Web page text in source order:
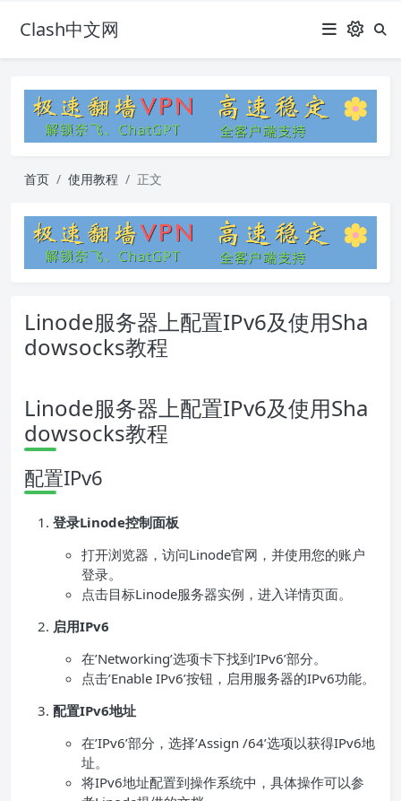
Clash中文网
首页 使用教程 正文
Linode服务器上配置IPv6及使用Sha
dowsocks教程
Linode服务器上配置IPv6及使用Sha
dowsocks教程
配置IPv6
登录Linode控制面板
打开浏览器，访问Linode官网，并使用您的账户
登录。
点击目标Linode服务器实例，进入详情页面。
启用IPv6
在’Networking’选项卡下找到’IPv6’部分。
点击’Enable IPv6’按钮，启用服务器的IPv6功能。
配置IPv6地址
在’IPv6’部分，选择’Assign /64’选项以获得IPv6地
址。
将IPv6地址配置到操作系统中，具体操作可以参